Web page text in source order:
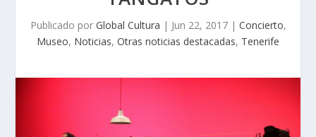
Publicado por Global Cultura | Jun 22, 2017| Concierto,
Museo, Noticias, Otras noticias destacadas, Tenerife